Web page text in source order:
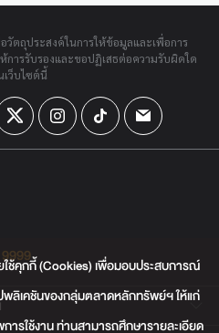
ตถุประสงค์ในการให้ข้อมูลและเพื่อการ
ารรับรองและขอปฏิเสธต่อความรับผิดใด
เว็บไซต์นี้
ช้คุกกี้ (Cookies) เพื่อมอบประสบการณ์
พลิเคชันของกลุ่มตลาดหลักทรัพย์ฯ ให้แก่
ารใช้งาน ท่านสามารถศึกษารายละเอียด